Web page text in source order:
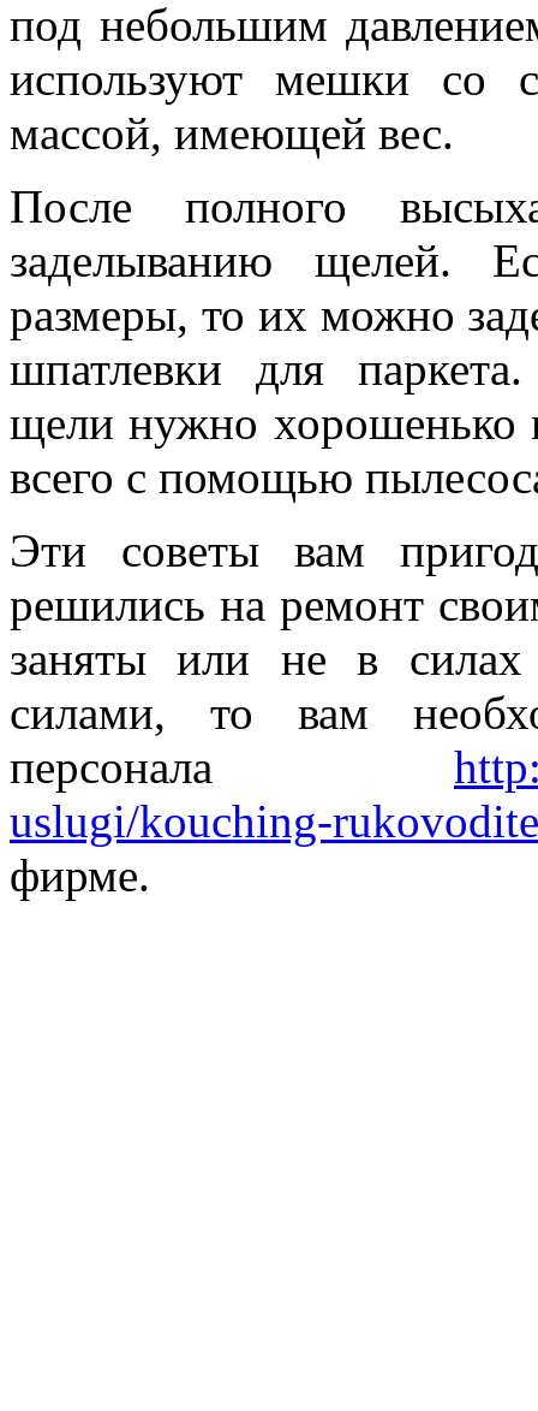
под небольшим
используют мешки со
массой, имеющей вес.
После полного
заделыванию щелей.
размеры, то их можно
шпатлевки для
щели нужно хорошенько
всего с помощью
Эти советы вам
решились на ремонт
заняты или не в силах
силами, то вам
персонала
uslugi/kouching-
фирме.